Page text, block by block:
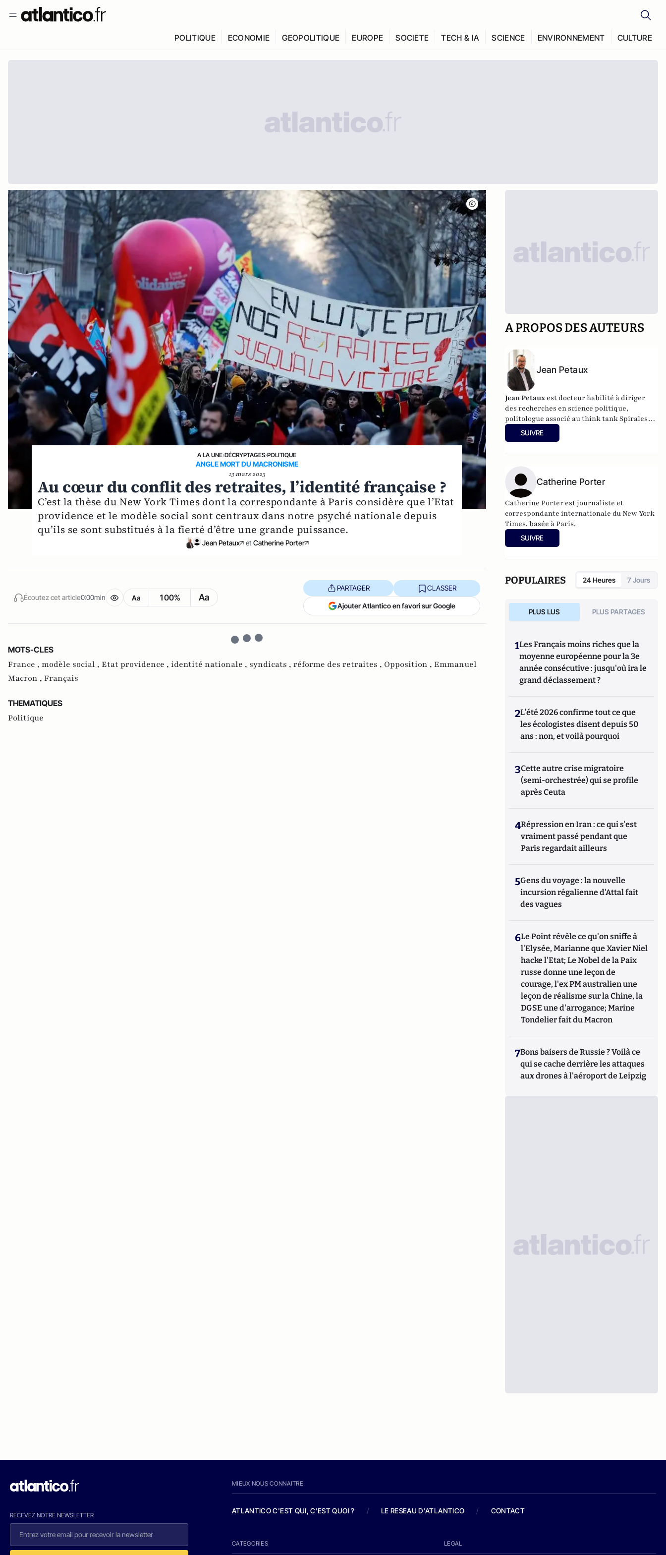
POLITIQUE ECONOMIE GEOPOLITIQUE EUROPE SOCIETE TECH & IA SCIENCE ENVIRONNEMENT CULTURE
A LA UNE›DÉCRYPTAGES›POLITIQUE
ANGLE MORT DU MACRONISME
13 mars 2023
Au cœur du conflit des retraites, l’identité française ?
C’est la thèse du New York Times dont la correspondante à Paris considère que l’Etat
providence et le modèle social sont centraux dans notre psyché nationale depuis
qu’ils se sont substitués à la fierté d’être une grande puissance.
Jean Petaux et Catherine Porter
Écoutez cet article0:00min Aa 100% Aa
PARTAGER CLASSER
Ajouter Atlantico en favori sur Google
MOTS-CLES
France , modèle social , Etat providence , identité nationale , syndicats , réforme des retraites , Opposition , Emmanuel
Macron , Français
THEMATIQUES
Politique
A PROPOS DES AUTEURS
Jean Petaux
Jean Petaux est docteur habilité à diriger
des recherches en science politique,
politologue associé au think tank Spirales
Institut.SUIVRE
Catherine Porter
Catherine Porter est journaliste et
correspondante internationale du New York
Times, basée à Paris.
SUIVRE
POPULAIRES 24 Heures 7 Jours
PLUS LUS PLUS PARTAGES
1Les Français moins riches que la
moyenne européenne pour la 3e
année consécutive : jusqu'où ira le
grand déclassement ?
2L’été 2026 confirme tout ce que
les écologistes disent depuis 50
ans : non, et voilà pourquoi
3Cette autre crise migratoire
(semi-orchestrée) qui se profile
après Ceuta
4Répression en Iran : ce qui s'est
vraiment passé pendant que
Paris regardait ailleurs
5Gens du voyage : la nouvelle
incursion régalienne d'Attal fait
des vagues
6Le Point révèle ce qu'on sniffe à
l'Elysée, Marianne que Xavier Niel
hacke l'Etat; Le Nobel de la Paix
russe donne une leçon de
courage, l'ex PM australien une
leçon de réalisme sur la Chine, la
DGSE une d'arrogance; Marine
Tondelier fait du Macron
7Bons baisers de Russie ? Voilà ce
qui se cache derrière les attaques
aux drones à l'aéroport de Leipzig
RECEVEZ NOTRE NEWSLETTER
MIEUX NOUS CONNAITRE
ATLANTICO C'EST QUI, C'EST QUOI ? / LE RESEAU D'ATLANTICO / CONTACT
CATEGORIES LEGAL